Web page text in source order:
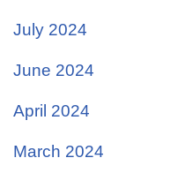
July 2024
June 2024
April 2024
March 2024